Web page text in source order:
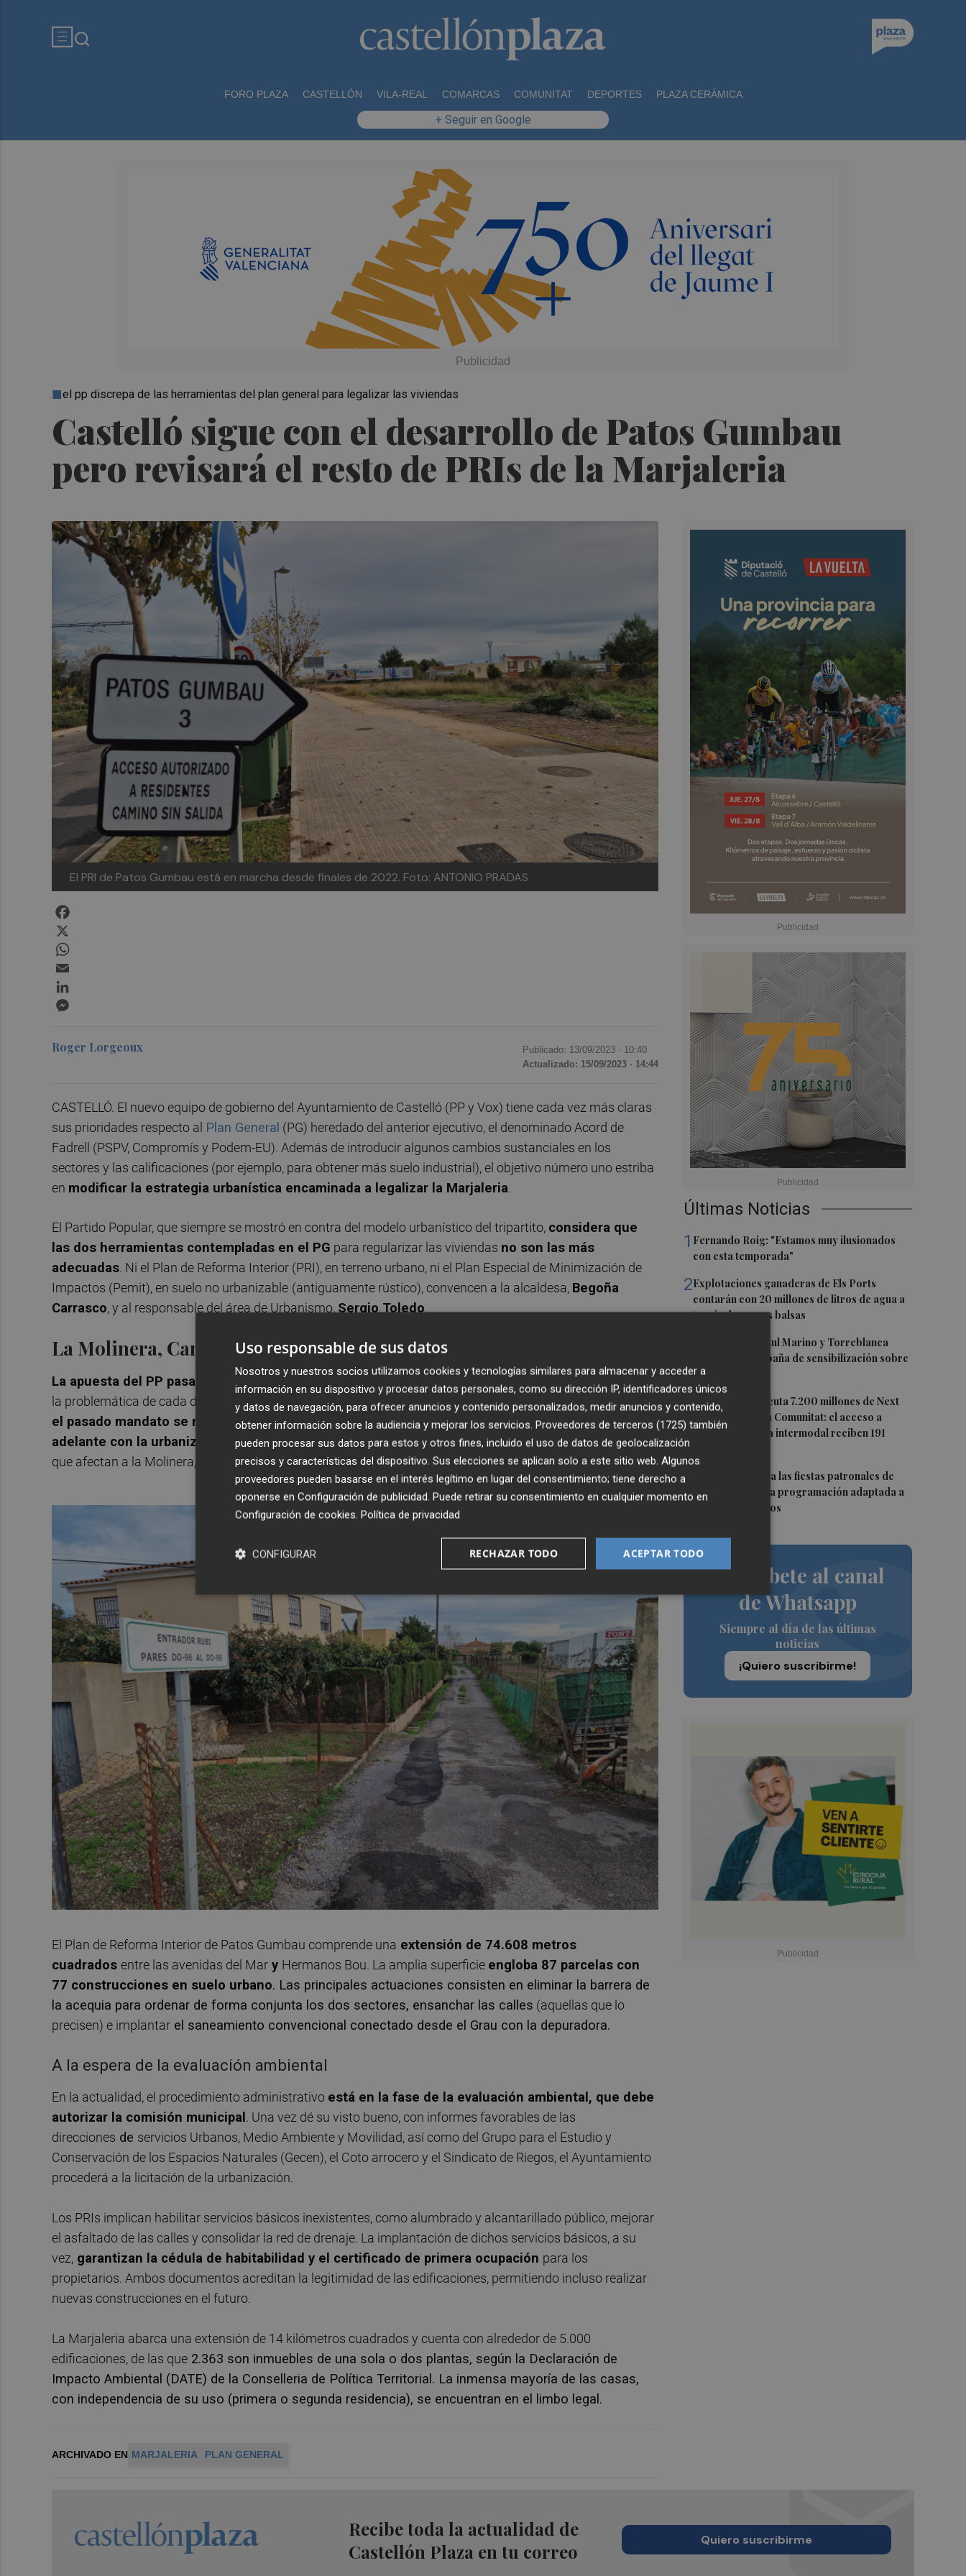
FORO PLAZA CASTELLÓN VILA-REAL COMARCAS COMUNITAT DEPORTES PLAZA CERÁMICA
+ Seguir en Google
Castelló sigue con el desarrollo de Patos Gumbau
pero revisará el resto de PRIs de la Marjaleria
el pp discrepa de las herramientas del plan general para legalizar las viviendas
El PRI de Patos Gumbau está en marcha desde finales de 2022. Foto: ANTONIO PRADAS
Últimas Noticias
1 Fernando Roig: "Estamos muy ilusionados
con esta temporada"
2Explotaciones ganaderas de Els Ports
contarán con 20 millones de litros de agua a
través de nuevas balsas
La Fundación Azul Marino y Torreblanca
inician una campaña de sensibilización sobre
la posidonia
4El Gobierno ejecuta 7.200 millones de Next
Generation en la Comunitat: el acceso a
PortCastelló y la intermodal reciben 191
5
Moncofa disfruta las fiestas patronales de
Sant Roc con una programación adaptada a
todos los públicos
Suscríbete al canal
de Whatsapp
Siempre al día de las últimas
noticias
¡Quiero suscribirme!
Roger Lorgeoux Publicado: 13/09/2023 · 10:40
Actualizado: 15/09/2023 · 14:44
CASTELLÓ. El nuevo equipo de gobierno del Ayuntamiento de Castelló (PP y Vox) tiene cada vez más claras
sus prioridades respecto al Plan General (PG) heredado del anterior ejecutivo, el denominado Acord de
Fadrell (PSPV, Compromís y Podem-EU). Además de introducir algunos cambios sustanciales en los
sectores y las calificaciones (por ejemplo, para obtener más suelo industrial), el objetivo número uno estriba
en modificar la estrategia urbanística encaminada a legalizar la Marjaleria.
El Partido Popular, que siempre se mostró en contra del modelo urbanístico del tripartito, considera que
las dos herramientas contempladas en el PG para regularizar las viviendas no son las más
adecuadas. Ni el Plan de Reforma Interior (PRI), en terreno urbano, ni el Plan Especial de Minimización de
Impactos (Pemit), en suelo no urbanizable (antiguamente rústico), convencen a la alcaldesa, Begoña
Carrasco, y al responsable del área de Urbanismo, Sergio Toledo.
La Molinera, Camí Serradal y Riu Sec
La apuesta del PP pasa por ejecutar un Plan Especial
, que ofrezca soluciones a la carta en función de
la problemática de cada demarcación. Esto significa que casi todos los PRIs iniciados por el Fadrell en
el pasado mandato se revisarán. Fuentes municipales señalan a este diario quesolo se seguirá
adelante con la urbanización de la partida Patos Gumbaual encontrarse muy avanzada. Las demás,
que afectan a la Molinera, Camí Serradal o el Riu Sec, se paralizarán.
El Plan de Reforma Interior de Patos Gumbau comprende una extensión de 74.608 metros
cuadrados entre las avenidas del Mar y Hermanos Bou. La amplia superficie engloba 87 parcelas con
77 construcciones en suelo urbano. Las principales actuaciones consisten en eliminar la barrera de
la acequia para ordenar de forma conjunta los dos sectores, ensanchar las calles (aquellas que lo
precisen) e implantar el saneamiento convencional conectado desde el Grau con la depuradora.
A la espera de la evaluación ambiental
En la actualidad, el procedimiento administrativo está en la fase de la evaluación ambiental, que debe
autorizar la comisión municipal . Una vez dé su visto bueno, con informes favorables de las
direcciones de servicios Urbanos, Medio Ambiente y Movilidad, así como del Grupo para el Estudio y
Conservación de los Espacios Naturales (Gecen), el Coto arrocero y el Sindicato de Riegos, el Ayuntamiento
procederá a la licitación de la urbanización.
Los PRIs implican habilitar servicios básicos inexistentes, como alumbrado y alcantarillado público, mejorar
el asfaltado de las calles y consolidar la red de drenaje. La implantación de dichos servicios básicos, a su
vez, garantizan la cédula de habitabilidad y el certificado de primera ocupación para los
propietarios. Ambos documentos acreditan la legitimidad de las edificaciones, permitiendo incluso realizar
nuevas construcciones en el futuro.
La Marjaleria abarca una extensión de 14 kilómetros cuadrados y cuenta con alrededor de 5.000
edificaciones, de las que 2.363 son inmuebles de una sola o dos plantas, según la Declaración de
Impacto Ambiental (DATE) de la Conselleria de Política Territorial. La inmensa mayoría de las casas,
con independencia de su uso (primera o segunda residencia), se encuentran en el limbo legal.
ARCHIVADO EN MARJALERIA PLAN GENERAL
Recibe toda la actualidad de
Castellón Plaza en tu correo
Quiero suscribirme
Uso responsable de sus datos
Nosotros y nuestros socios utilizamos cookies y tecnologías similares para almacenar y acceder a
información en su dispositivo y procesar datos personales, como su dirección IP, identificadores únicos
y datos de navegación, para ofrecer anuncios y contenido personalizados, medir anuncios y contenido,
obtener información sobre la audiencia y mejorar los servicios. Proveedores de terceros (1725) también
pueden procesar sus datos para estos y otros fines, incluido el uso de datos de geolocalización
precisos y características del dispositivo. Sus elecciones se aplican solo a este sitio web. Algunos
proveedores pueden basarse en el interés legítimo en lugar del consentimiento; tiene derecho a
oponerse en Configuración de publicidad. Puede retirar su consentimiento en cualquier momento en
Configuración de cookies. Política de privacidad
ACEPTAR TODO
RECHAZAR TODO
CONFIGURAR